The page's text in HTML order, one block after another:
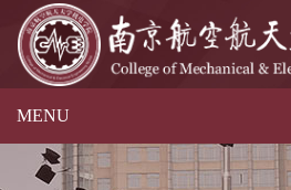
MENU